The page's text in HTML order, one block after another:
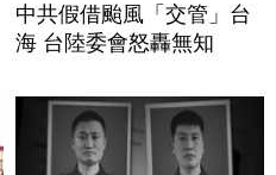
中共假借颱風「交管」台
海 台陸委會怒轟無知